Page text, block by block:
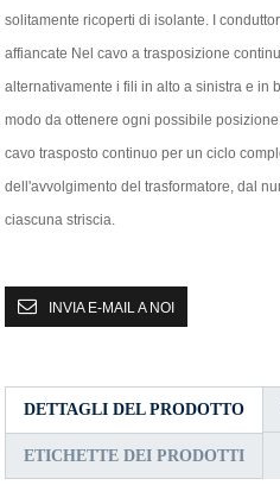
solitamente ricoperti di isolante. I
affiancate Nel cavo a trasposizione
alternativamente i fili in alto a sinistra e in
modo da ottenere ogni possibile
cavo trasposto continuo per un ciclo
dell'avvolgimento del trasformatore, dal
ciascuna striscia.
INVIA E-MAIL A NOI
DETTAGLI DEL PRODOTTO
ETICHETTE DEI PRODOTTI